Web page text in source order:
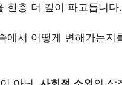
한층 더 깊이 파고듭니다.
에서 어떻게 변해가는